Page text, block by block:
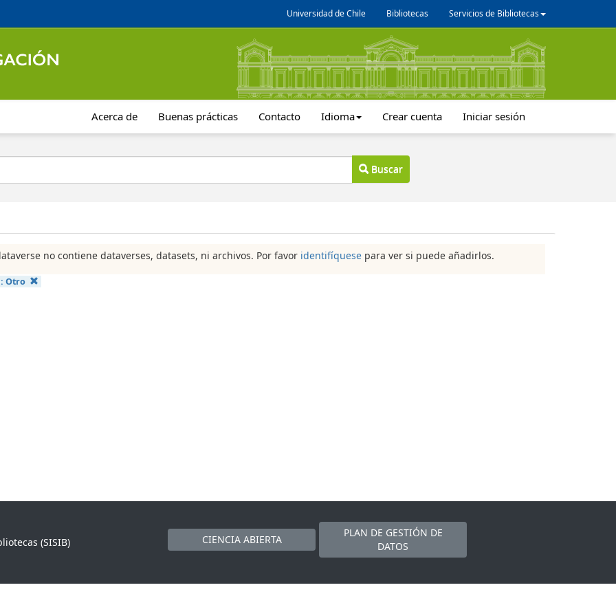
Universidad de Chile Bibliotecas Servicios de Bibliotecas
Acerca de Buenas prácticas Contacto Idioma Crear cuenta Iniciar sesión
Buscar
no contiene dataverses, datasets, ni archivos. Por favor identifíquese para ver si puede añadirlos.
Otro
(SISIB)
CIENCIA ABIERTA
PLAN DE GESTIÓN DE
DATOS